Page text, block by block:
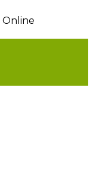
Online